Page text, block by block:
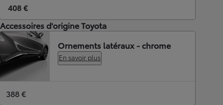
408 €
Accessoires d'origine Toyota
Ornements latéraux - chrome
En savoir plus
388 €